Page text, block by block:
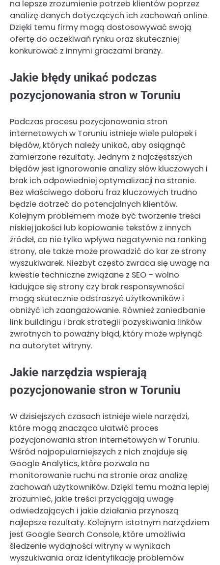
na lepsze zrozumienie potrzeb klientów poprzez
analizę danych dotyczących ich zachowań online.
Dzięki temu firmy mogą dostosowywać swoją
ofertę do oczekiwań rynku oraz skuteczniej
konkurować z innymi graczami branży.
Jakie błędy unikać podczas
pozycjonowania stron w Toruniu
Podczas procesu pozycjonowania stron
internetowych w Toruniu istnieje wiele pułapek i
błędów, których należy unikać, aby osiągnąć
zamierzone rezultaty. Jednym z najczęstszych
błędów jest ignorowanie analizy słów kluczowych i
brak ich odpowiedniej optymalizacji na stronie.
Bez właściwego doboru fraz kluczowych trudno
będzie dotrzeć do potencjalnych klientów.
Kolejnym problemem może być tworzenie treści
niskiej jakości lub kopiowanie tekstów z innych
źródeł, co nie tylko wpływa negatywnie na ranking
strony, ale także może prowadzić do kar ze strony
wyszukiwarek. Niezbyt często zwraca się uwagę na
kwestie techniczne związane z SEO – wolno
ładujące się strony czy brak responsywności
mogą skutecznie odstraszyć użytkowników i
obniżyć ich zaangażowanie. Również zaniedbanie
link buildingu i brak strategii pozyskiwania linków
zwrotnych to poważny błąd, który może wpłynąć
na autorytet witryny.
Jakie narzędzia wspierają
pozycjonowanie stron w Toruniu
W dzisiejszych czasach istnieje wiele narzędzi,
które mogą znacząco ułatwić proces
pozycjonowania stron internetowych w Toruniu.
Wśród najpopularniejszych z nich znajduje się
Google Analytics, które pozwala na
monitorowanie ruchu na stronie oraz analizę
zachowań użytkowników. Dzięki temu można lepiej
zrozumieć, jakie treści przyciągają uwagę
odwiedzających i jakie działania przynoszą
najlepsze rezultaty. Kolejnym istotnym narzędziem
jest Google Search Console, które umożliwia
śledzenie wydajności witryny w wynikach
wyszukiwania oraz identyfikację problemów